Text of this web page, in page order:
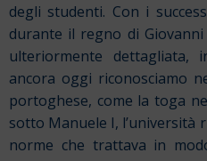
degli studenti. Con i
durante il regno di Giovanni
ulteriormente dettagliata,
ancora oggi riconosciamo
portoghese, come la toga
sotto Manuele I, l’università
norme che trattava in